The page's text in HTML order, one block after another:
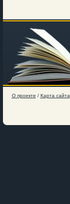
О проекте / Карта сайта